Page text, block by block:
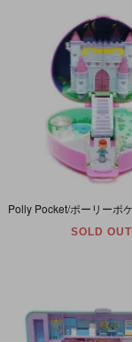
SOLD OUT